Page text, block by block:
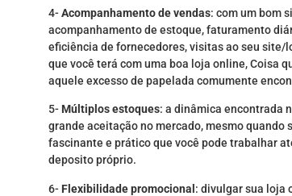
4-Acompanhamento de vendas: com um bom
acompanhamento de estoque, faturamento
eficiência de fornecedores, visitas ao seu site/
que você terá com uma boa loja online, Coisa
aquele excesso de papelada comumente
5- Múltiplos estoques: a dinâmica encontrada
grande aceitação no mercado, mesmo
fascinante e prático que você pode trabalhar
deposito próprio.
6- Flexibilidade promocional : divulgar sua loja